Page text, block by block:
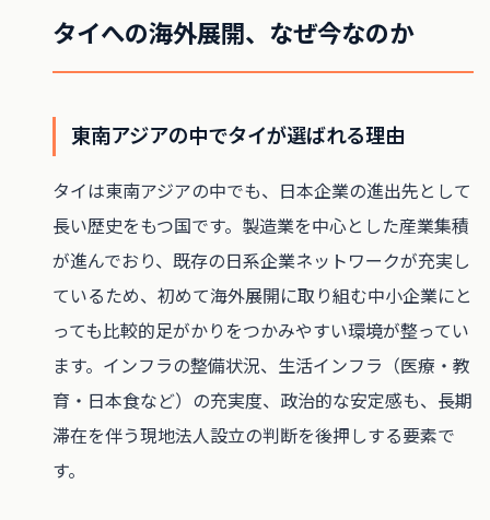
タイへの海外展開、なぜ今なのか
東南アジアの中でタイが選ばれる理由
タイは東南アジアの中でも、日本企業の進出先として
長い歴史をもつ国です。製造業を中心とした産業集積
が進んでおり、既存の日系企業ネットワークが充実し
ているため、初めて海外展開に取り組む中小企業にと
っても比較的足がかりをつかみやすい環境が整ってい
ます。インフラの整備状況、生活インフラ（医療・教
育・日本食など）の充実度、政治的な安定感も、長期
滞在を伴う現地法人設立の判断を後押しする要素で
す。